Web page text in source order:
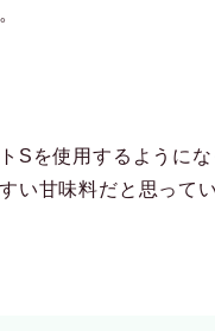
Sを使用するように
い甘味料だと思ってい